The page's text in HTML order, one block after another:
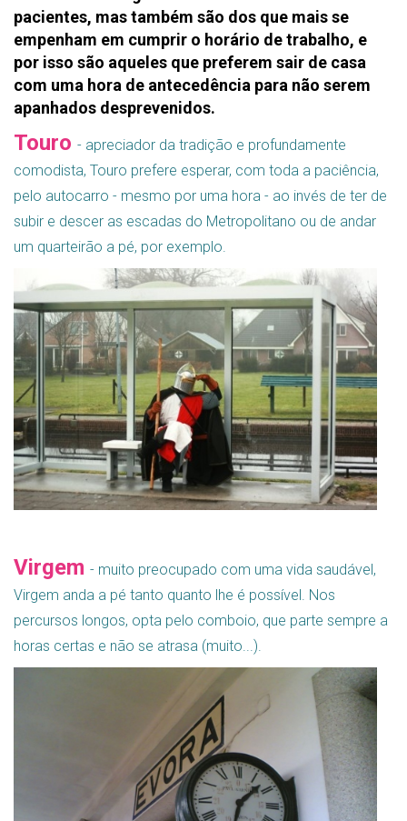
pacientes, mas também são dos que mais se
empenham em cumprir o horário de trabalho, e
por isso são aqueles que preferem sair de casa
com uma hora de antecedência para não serem
apanhados desprevenidos.
Touro - apreciador da tradição e profundamente
comodista, Touro prefere esperar, com toda a paciência,
pelo autocarro - mesmo por uma hora - ao invés de ter de
subir e descer as escadas do Metropolitano ou de andar
um quarteirão a pé, por exemplo.
Virgem - muito preocupado com uma vida saudável,
Virgem anda a pé tanto quanto lhe é possível. Nos
percursos longos, opta pelo comboio, que parte sempre a
horas certas e não se atrasa (muito...).